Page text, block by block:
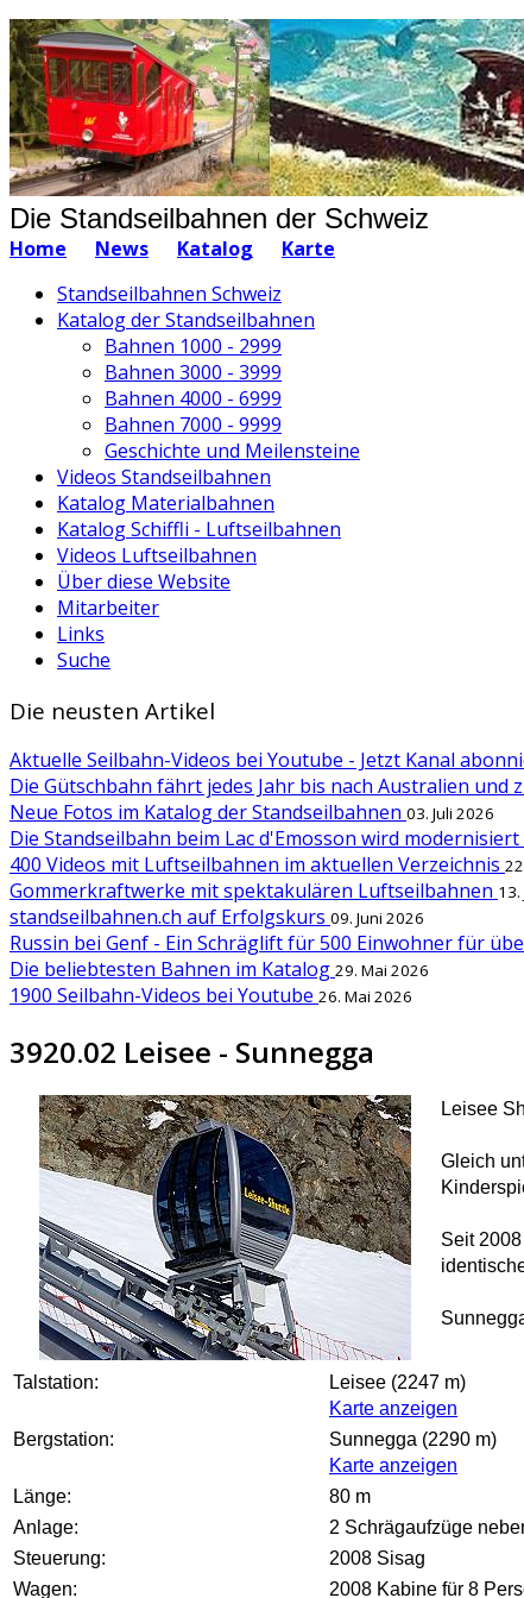
Die Standseilbahnen der Schweiz
Home News Katalog
Karte
Standseilbahnen Schweiz
Katalog der Standseilbahnen
Bahnen 1000 - 2999
Bahnen 3000 - 3999
Bahnen 4000 - 6999
Bahnen 7000 - 9999
Geschichte und Meilensteine
Videos Standseilbahnen
Katalog Materialbahnen
Katalog Schiffli - Luftseilbahnen
Videos Luftseilbahnen
Über diese Website
Mitarbeiter
Links
Suche
Die neusten Artikel
Aktuelle Seilbahn-Videos bei Youtube - Jetzt Kanal
Die Gütschbahn fährt jedes Jahr bis nach Australien und
Neue Fotos im Katalog der Standseilbahnen 03. Juli 2026
Die Standseilbahn beim Lac d'Emosson wird modernisiert
400 Videos mit Luftseilbahnen im aktuellen Verzeichnis
Gommerkraftwerke mit spektakulären Luftseilbahnen 13.
standseilbahnen.ch auf Erfolgskurs 09. Juni 2026
Russin bei Genf - Ein Schräglift für 500 Einwohner für
Die beliebtesten Bahnen im Katalog 29. Mai 2026
1900 Seilbahn-Videos bei Youtube 26. Mai 2026
3920.02 Leisee - Sunnegga
Leisee
Gleich
Seit
Talstation:
Leisee (2247 m)
Karte anzeigen
Bergstation:
Sunnegga (2290 m)
Karte anzeigen
Länge:
80 m
Anlage:
2 Schrägaufzüge
Steuerung:
2008 Sisag
Wagen:
2008 Kabine für 8